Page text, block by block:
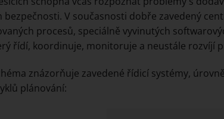
bezpečnosti. V současnosti dobře zavedený
procesů, speciálně vyvinutých
řídí, koordinuje, monitoruje a neustále rozvíjí
znázorňuje zavedené řídicí systémy,
plánování: